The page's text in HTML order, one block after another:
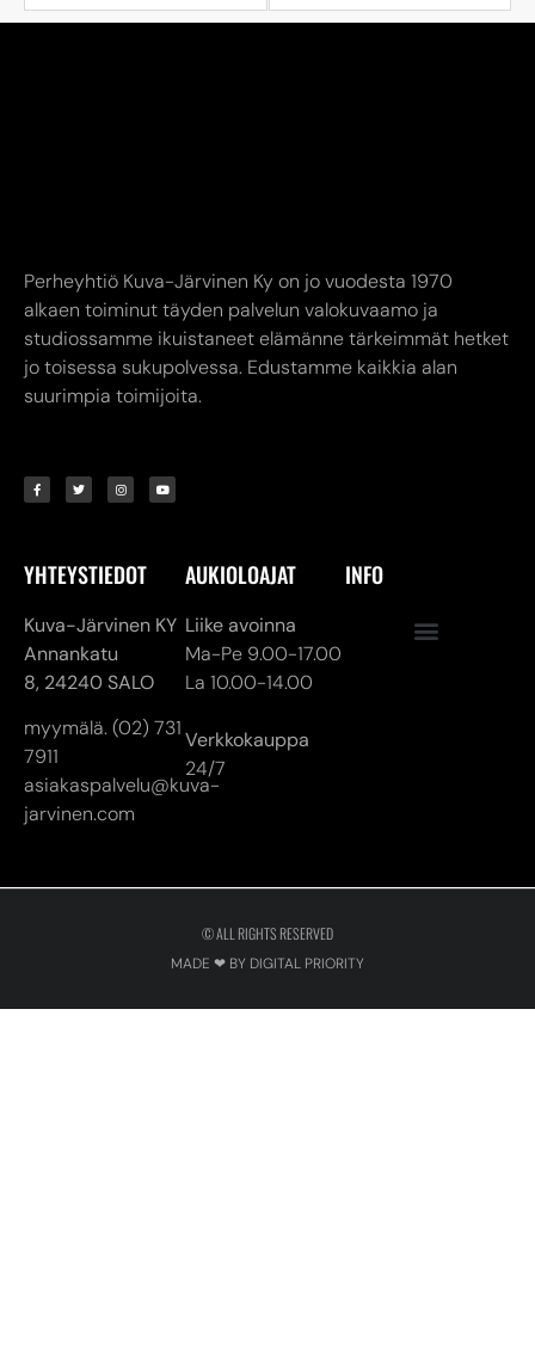
Perheyhtiö Kuva-Järvinen Ky on jo vuodesta 1970
alkaen toiminut täyden palvelun valokuvaamo ja
studiossamme ikuistaneet elämänne tärkeimmät hetket
jo toisessa sukupolvessa. Edustamme kaikkia alan
suurimpia toimijoita.
YHTEYSTIEDOT
Kuva-Järvinen KY
Annankatu
8, 24240 SALO
myymälä. (02) 731
7911
asiakaspalvelu@kuva-
jarvinen.com
AUKIOLOAJAT
Liike avoinna
Ma-Pe 9.00-17.00
La 10.00-14.00
Verkkokauppa
24/7
INFO
© ALL RIGHTS RESERVED
MADE ❤ BY DIGITAL PRIORITY